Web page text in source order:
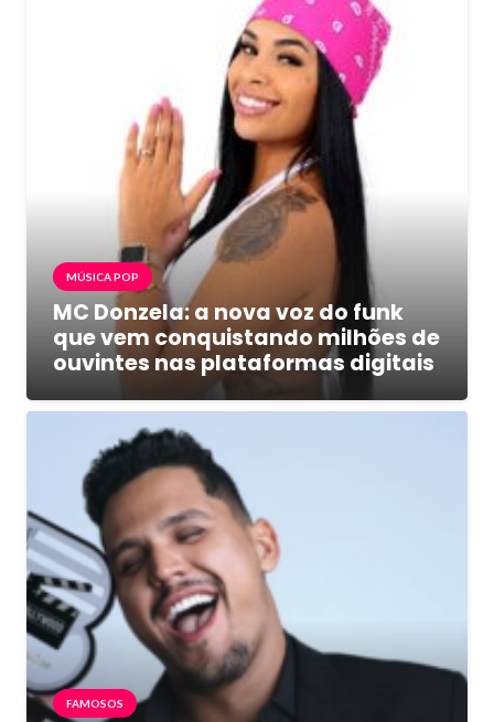
MÚSICA POP
MC Donzela: a nova voz do funk
que vem conquistando milhões de
ouvintes nas plataformas digitais
FAMOSOS